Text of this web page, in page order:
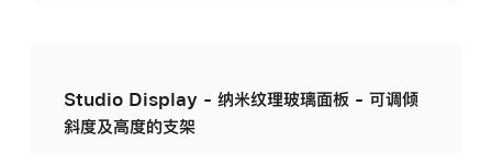
Studio Display - 纳米纹理玻璃面板 - 可调倾
斜度及高度的支架